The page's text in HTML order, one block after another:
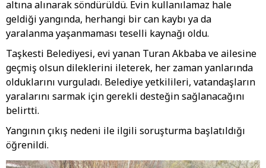
altına alınarak söndürüldü. Evin kullanılamaz hale
geldiği yangında, herhangi bir can kaybı ya da
yaralanma yaşanmaması teselli kaynağı oldu.
Taşkesti Belediyesi, evi yanan Turan Akbaba ve ailesine
geçmiş olsun dileklerini ileterek, her zaman yanlarında
olduklarını vurguladı. Belediye yetkilileri, vatandaşların
yaralarını sarmak için gerekli desteğin sağlanacağını
belirtti.
Yangının çıkış nedeni ile ilgili soruşturma başlatıldığı
öğrenildi.